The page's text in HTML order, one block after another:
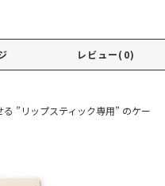
レビュー(0)
る ”リップスティック専用” のケー